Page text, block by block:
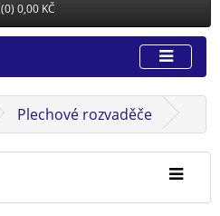
(0) 0,00 KČ
Plechové rozvaděče